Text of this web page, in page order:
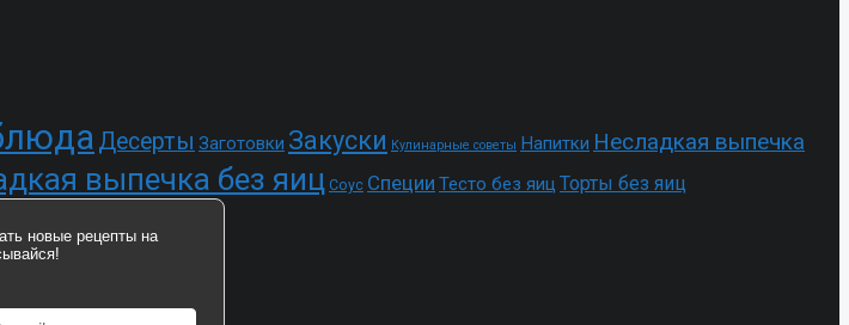
Десерты Заготовки Закуски Кулинарные советы Напитки Несладкая выпечка
выпечка без яицСоус Специи Тесто без яиц Торты без яиц
новые рецепты на